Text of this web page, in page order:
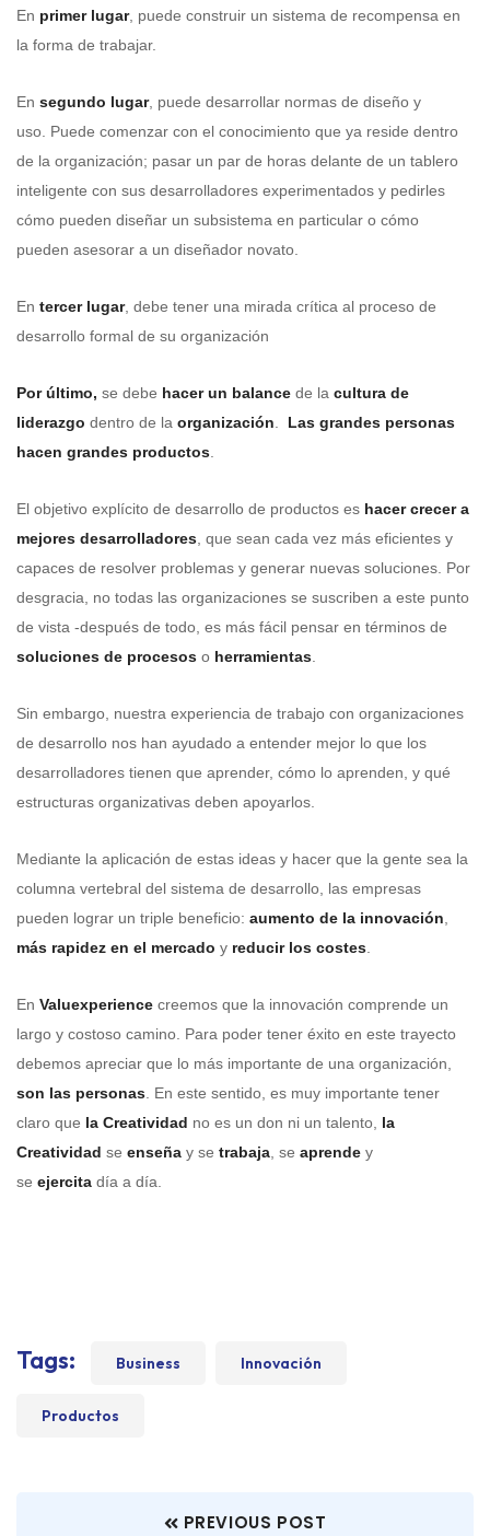
En primer lugar, puede construir un sistema de recompensa en
la forma de trabajar.
En segundo lugar, puede desarrollar normas de diseño y
uso. Puede comenzar con el conocimiento que ya reside dentro
de la organización; pasar un par de horas delante de un tablero
inteligente con sus desarrolladores experimentados y pedirles
cómo pueden diseñar un subsistema en particular o cómo
pueden asesorar a un diseñador novato.
En tercer lugar, debe tener una mirada crítica al proceso de
desarrollo formal de su organización
Por último, se debe hacer un balance de la cultura de
liderazgo dentro de la organización
Las grandes personas
hacen grandes productos
El objetivo explícito de desarrollo de productos es hacer crecer a
mejores desarrolladores , que sean cada vez más eficientes y
capaces de resolver problemas y generar nuevas soluciones. Por
desgracia, no todas las organizaciones se suscriben a este punto
de vista -después de todo, es más fácil pensar en términos de
soluciones de procesos o herramientas
Sin embargo, nuestra experiencia de trabajo con organizaciones
de desarrollo nos han ayudado a entender mejor lo que los
desarrolladores tienen que aprender, cómo lo aprenden, y qué
estructuras organizativas deben apoyarlos.
Mediante la aplicación de estas ideas y hacer que la gente sea la
columna vertebral del sistema de desarrollo, las empresas
pueden lograr un triple beneficio: aumento de la innovación
más rapidez en el mercado y reducir los costes
En Valuexperience creemos que la innovación comprende un
largo y costoso camino. Para poder tener éxito en este trayecto
debemos apreciar que lo más importante de una organización,
son las personas . En este sentido, es muy importante tener
claro que la Creatividad no es un don ni un talento, la
Creatividad se enseña y se trabaja , se aprende y
se ejercita día a día.
Tags: Business Innovación
Productos
PREVIOUS POST